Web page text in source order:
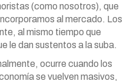
(como nosotros), que
al mercado. Los
al mismo tiempo que
le dan sustentos a la suba.
ocurre cuando los
se vuelven masivos,